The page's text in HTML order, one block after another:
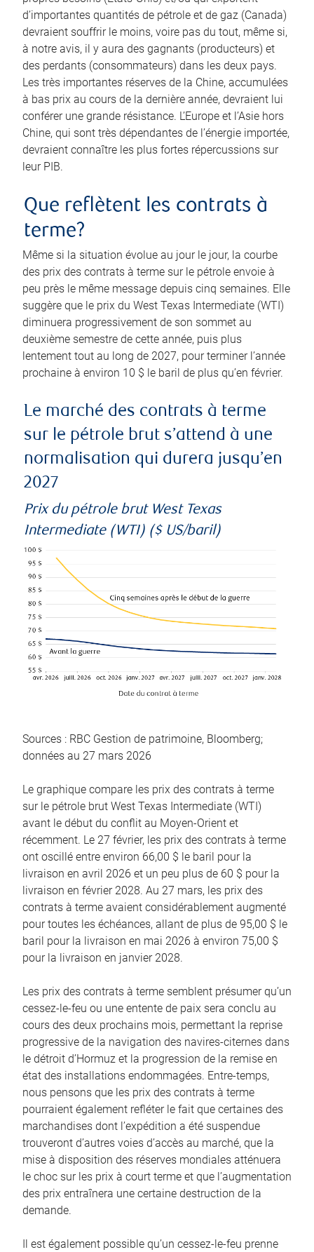
d’importantes quantités de pétrole et de gaz (Canada)
devraient souffrir le moins, voire pas du tout, même si,
à notre avis, il y aura des gagnants (producteurs) et
des perdants (consommateurs) dans les deux pays.
Les très importantes réserves de la Chine, accumulées
à bas prix au cours de la dernière année, devraient lui
conférer une grande résistance. L’Europe et l’Asie hors
Chine, qui sont très dépendantes de l’énergie importée,
devraient connaître les plus fortes répercussions sur
leur PIB.
Que reflètent les contrats à
terme?
Même si la situation évolue au jour le jour, la courbe
des prix des contrats à terme sur le pétrole envoie à
peu près le même message depuis cinq semaines. Elle
suggère que le prix du West Texas Intermediate (WTI)
diminuera progressivement de son sommet au
deuxième semestre de cette année, puis plus
lentement tout au long de 2027, pour terminer l’année
prochaine à environ 10 $ le baril de plus qu’en février.
Le marché des contrats à terme
sur le pétrole brut s’attend à une
normalisation qui durera jusqu’en
2027
Prix du pétrole brut West Texas
Intermediate (WTI) ($ US/baril)
Sources : RBC Gestion de patrimoine, Bloomberg;
données au 27 mars 2026
Le graphique compare les prix des contrats à terme
sur le pétrole brut West Texas Intermediate (WTI)
avant le début du conflit au Moyen-Orient et
récemment. Le 27 février, les prix des contrats à terme
ont oscillé entre environ 66,00 $ le baril pour la
livraison en avril 2026 et un peu plus de 60 $ pour la
livraison en février 2028. Au 27 mars, les prix des
contrats à terme avaient considérablement augmenté
pour toutes les échéances, allant de plus de 95,00 $ le
baril pour la livraison en mai 2026 à environ 75,00 $
pour la livraison en janvier 2028.
Les prix des contrats à terme semblent présumer qu’un
cessez-le-feu ou une entente de paix sera conclu au
cours des deux prochains mois, permettant la reprise
progressive de la navigation des navires-citernes dans
le détroit d’Hormuz et la progression de la remise en
état des installations endommagées. Entre-temps,
nous pensons que les prix des contrats à terme
pourraient également refléter le fait que certaines des
marchandises dont l’expédition a été suspendue
trouveront d’autres voies d’accès au marché, que la
mise à disposition des réserves mondiales atténuera
le choc sur les prix à court terme et que l’augmentation
des prix entraînera une certaine destruction de la
demande.
Il est également possible qu’un cessez-le-feu prenne